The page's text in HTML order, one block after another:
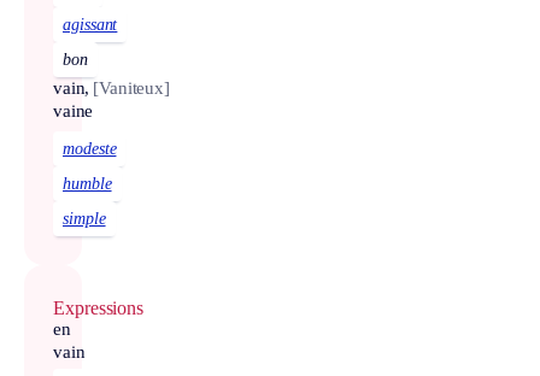
agissant
bon
vain,
vaine
[Vaniteux]
modeste
humble
simple
Expressions
en
vain